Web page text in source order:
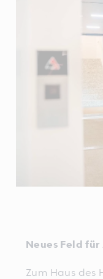
Neues Feld für
Zum Haus des